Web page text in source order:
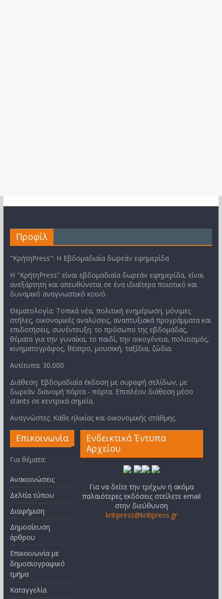
Προφίλ
"ΚρήτηPress": Η Εβδομαδιαία δωρεάν εφημερίδα
Η "ΚρήτηPress" είναι εβδομαδιαία δωρεάν εφημερίδα, είναι
ανεξάρτητη και απευθύνεται σε ένα ιδιαίτερα ποιοτικό και
δυναμικό αναγνωστικό κοινό.
Θεματολογία: Τοπικά νέα, πολιτική ενημέρωση, μόνιμες
στήλες, οικονομικές αναλύσεις, αναπτυξιακά προγράμματα και
επιδοτήσεις, συνέντευξη: το πρόσωπο της εβδομάδας,
θέματα για την γυναίκα, το παιδί, την οικογένεια, πολιτισμός,
κινηματογράφος, θέατρο, μουσική, ταξίδια, ζώδια.
Αντίτυπα: 30.000
Διάθεση: Εβδομαδιαία έκδοση με συραφή σελίδων, με
δωρεάν διανομή πόρτα - πόρτα. Επιπλέον διάθεση μέσο
stants σε κεντρικά σημεία.
Αναγνώστες: Κάθε ηλικίας και οικονομικής στάθμης.
Επικοινωνία
Για θέματα:
Ανακοινώσεις
Δελτία τύπου
Διαφήμιση
Δημοσίευση
άρθρου
Επικοινωνία με
δημοσιογραφικό
τμήμα
Καταγγελία
Ενδεικτικά Έντυπα
Αρχείου
Για να δείτε την τρέχων ή ακόμα
παλαιότερες εκδόσεις στείλετε email
στην διεύθυνση
kritipress@kritipress.gr